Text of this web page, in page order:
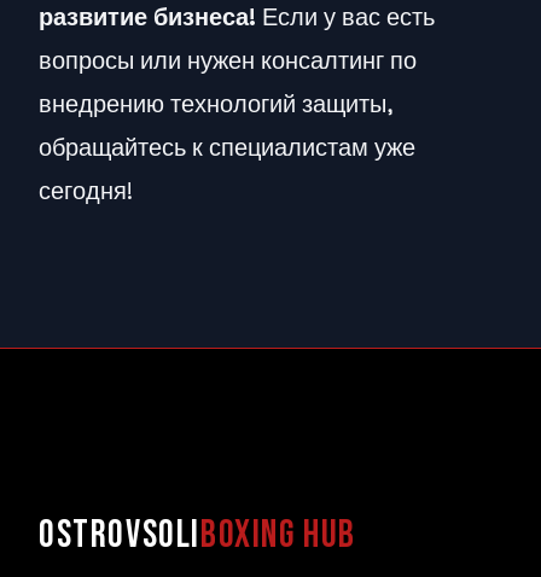
развитие бизнеса! Если у вас есть
вопросы или нужен консалтинг по
внедрению технологий защиты,
обращайтесь к специалистам уже
сегодня!
OSTROVSOLIBOXING HUB